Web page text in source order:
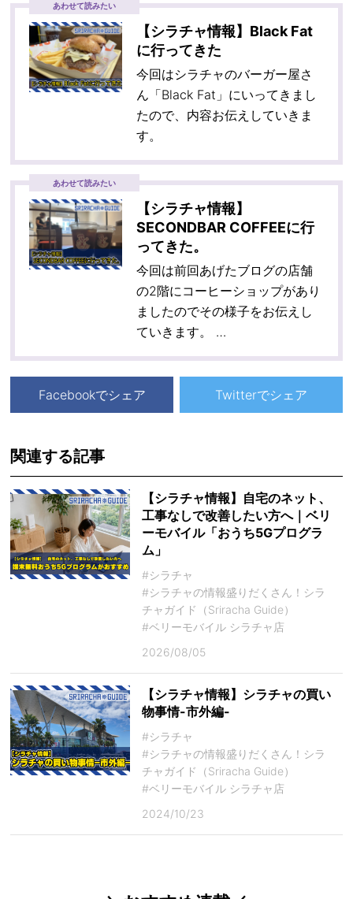
あわせて読みたい
【シラチャ情報】Black Fat
に行ってきた
今回はシラチャのバーガー屋さ
ん「Black Fat」にいってきまし
たので、内容お伝えしていきま
す。
あわせて読みたい
【シラチャ情報】
SECONDBAR COFFEEに行
ってきた。
今回は前回あげたブログの店舗
の2階にコーヒーショップがあり
ましたのでその様子をお伝えし
ていきます。 …
Facebookでシェア Twitterでシェア
関連する記事
【シラチャ情報】自宅のネット、
工事なしで改善したい方へ｜ベリ
ーモバイル「おうち5Gプログラ
ム」
#シラチャ
#シラチャの情報盛りだくさん！シラ
チャガイド（Sriracha Guide）
#ベリーモバイル シラチャ店
2026/08/05
【シラチャ情報】シラチャの買い
物事情-市外編-
#シラチャ
#シラチャの情報盛りだくさん！シラ
チャガイド（Sriracha Guide）
#ベリーモバイル シラチャ店
2024/10/23